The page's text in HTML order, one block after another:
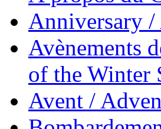
Anniversary
Avènements
of the Winter
Avent /